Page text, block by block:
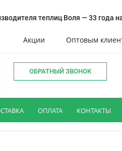
теплиц Воля — 33 года
Акции Оптовым
ОБРАТНЫЙ ЗВОНОК
ОПЛАТА КОНТАКТЫ